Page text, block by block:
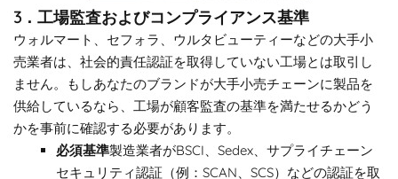
3．工場監査およびコンプライアンス基準
ウォルマート、セフォラ、ウルタビューティーなどの大手小
売業者は、社会的責任認証を取得していない工場とは取引し
ません。もしあなたのブランドが大手小売チェーンに製品を
供給しているなら、工場が顧客監査の基準を満たせるかどう
かを事前に確認する必要があります。
必須基準製造業者がBSCI、Sedex、サプライチェーン
セキュリティ認証（例：SCAN、SCS）などの認証を取